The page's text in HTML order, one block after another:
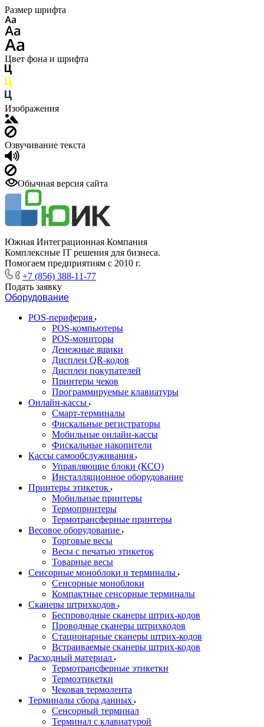
Размер шрифта
Цвет фона и шрифта
Изображения
Озвучивание текста
Обычная версия сайта
Южная Интеграционная Компания
Комплексные IT решения для бизнеса.
Помогаем предприятиям с 2010 г.
+7 (856) 388-11-77
Подать заявку
Оборудование
POS-периферия
POS-компьютеры
POS-мониторы
Денежные ящики
Дисплеи QR-кодов
Дисплеи покупателей
Принтеры чеков
Программируемые клавиатуры
Онлайн-кассы
Смарт-терминалы
Фискальные регистраторы
Мобильные онлайн-кассы
Фискальные накопители
Кассы самообслуживания
Управляющие блоки (КСО)
Инсталляционное оборудование
Принтеры этикеток
Мобильные принтеры
Термопринтеры
Термотрансферные принтеры
Весовое оборудование
Торговые весы
Весы с печатью этикеток
Товарные весы
Сенсорные моноблоки и терминалы
Сенсорные моноблоки
Компактные сенсорные терминалы
Сканеры штрихкодов
Беспроводные сканеры штрих-кодов
Проводные сканеры штрихкодов
Стационарные сканеры штрих-кодов
Встраиваемые сканеры штрих-кодов
Расходный материал
Термотрансферные этикетки
Термоэтикетки
Чековая термолента
Терминалы сбора данных
Сенсорный терминал
Терминал с клавиатурой